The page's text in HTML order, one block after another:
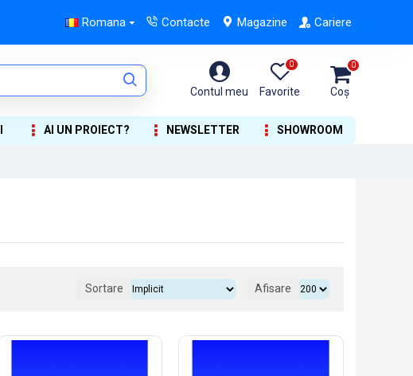
Romana Contacte Magazine Cariere
Contul meu Favorite
0
Coș
0
AI UN PROIECT? NEWSLETTER SHOWROOM
Sortare Afisare